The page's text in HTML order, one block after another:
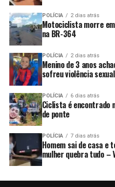
POLÍCIA 2 dias atrás
Motociclista morre
na BR-364
POLÍCIA 2 dias atrás
Menino de 3 anos
sofreu violência sexual
POLÍCIA 6 dias atrás
Ciclista é encontrado
de ponte
POLÍCIA 7 dias atrás
Homem sai de casa e
mulher quebra tudo –